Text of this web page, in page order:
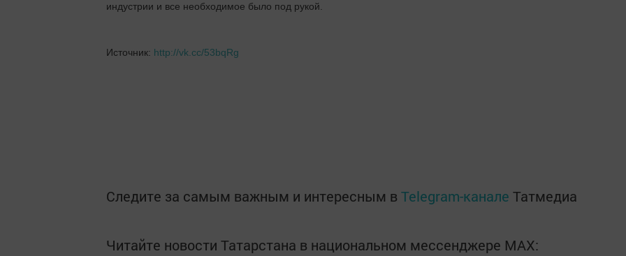
индустрии и все необходимое было под рукой.
Источник: http://vk.cc/53bqRg
Следите за самым важным и интересным в Telegram-канале Татмедиа
Читайте новости Татарстана в национальном мессенджере MАХ: